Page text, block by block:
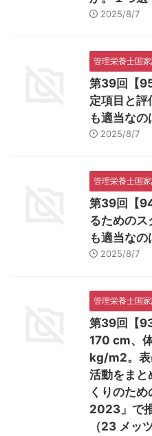
2025/8/7
管理栄養士国
第39回【
定項目と評
も適当なの
2025/8/7
管理栄養士国
第39回【
るためのス
も適当なの
2025/8/7
管理栄養士国
第39回【
170 cm、
kg/m2。表
活動をまと
くりのた
2023」で
（23 メッ